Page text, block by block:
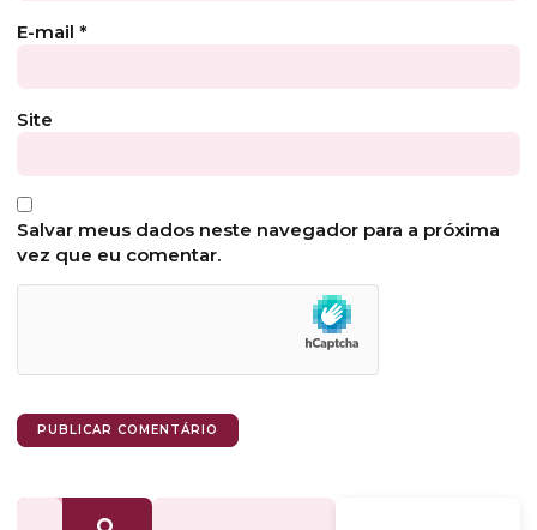
E-mail *
Site
Salvar meus dados neste navegador para a próxima
vez que eu comentar.